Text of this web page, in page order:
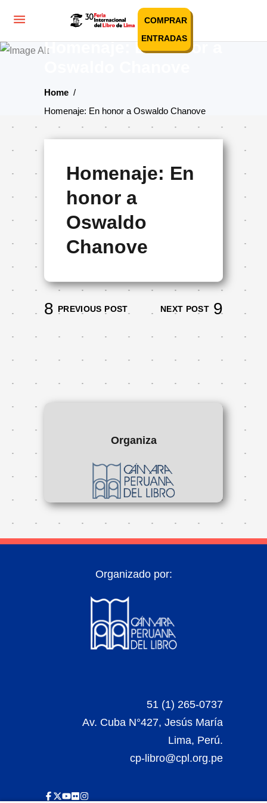
COMPRAR
ENTRADAS
Homenaje: En honor a
Home /
Homenaje: En honor a Oswaldo Chanove
Homenaje: En
honor a
Oswaldo
Chanove
PREVIOUS POST NEXT POST
Organiza
Organizado por:
51 (1) 265-0737
Av. Cuba N°427, Jesús María
Lima, Perú.
cp-libro@cpl.org.pe